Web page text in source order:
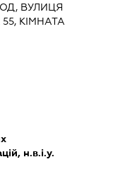
ВУЛИЦЯ
КІМНАТА
н.в.і.у.